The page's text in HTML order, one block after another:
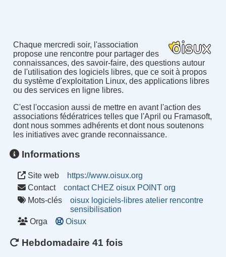
Chaque mercredi soir, l'association
propose une rencontre pour partager des
connaissances, des savoir-faire, des questions autour
de l'utilisation des logiciels libres, que ce soit à propos
du système d'exploitation Linux, des applications libres
ou des services en ligne libres.
C'est l'occasion aussi de mettre en avant l'action des
associations fédératrices telles que l'April ou Framasoft,
dont nous sommes adhérents et dont nous soutenons
les initiatives avec grande reconnaissance.
Informations
Site web
https://www.oisux.org
Contact
contact CHEZ oisux POINT org
Mots-clés
oisux logiciels-libres atelier rencontre
sensibilisation
Orga
Oisux
Hebdomadaire 41 fois